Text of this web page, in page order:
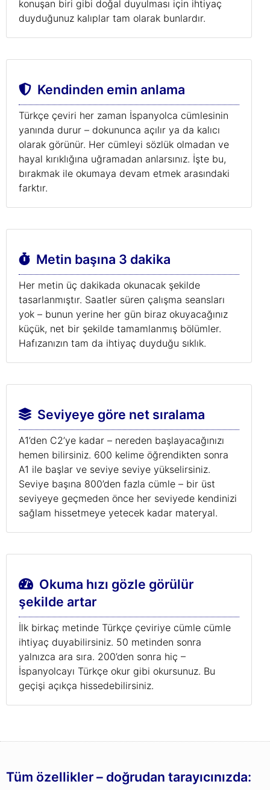
konuşan biri gibi doğal duyulması için ihtiyaç
duyduğunuz kalıplar tam olarak bunlardır.
Kendinden emin anlama
Türkçe çeviri her zaman İspanyolca cümlesinin
yanında durur – dokununca açılır ya da kalıcı
olarak görünür. Her cümleyi sözlük olmadan ve
hayal kırıklığına uğramadan anlarsınız. İşte bu,
bırakmak ile okumaya devam etmek arasındaki
farktır.
Metin başına 3 dakika
Her metin üç dakikada okunacak şekilde
tasarlanmıştır. Saatler süren çalışma seansları
yok – bunun yerine her gün biraz okuyacağınız
küçük, net bir şekilde tamamlanmış bölümler.
Hafızanızın tam da ihtiyaç duyduğu sıklık.
Seviyeye göre net sıralama
A1’den C2’ye kadar – nereden başlayacağınızı
hemen bilirsiniz. 600 kelime öğrendikten sonra
A1 ile başlar ve seviye seviye yükselirsiniz.
Seviye başına 800’den fazla cümle – bir üst
seviyeye geçmeden önce her seviyede kendinizi
sağlam hissetmeye yetecek kadar materyal.
Okuma hızı gözle görülür
şekilde artar
İlk birkaç metinde Türkçe çeviriye cümle cümle
ihtiyaç duyabilirsiniz. 50 metinden sonra
yalnızca ara sıra. 200’den sonra hiç –
İspanyolcayı Türkçe okur gibi okursunuz. Bu
geçişi açıkça hissedebilirsiniz.
Tüm özellikler – doğrudan tarayıcınızda: